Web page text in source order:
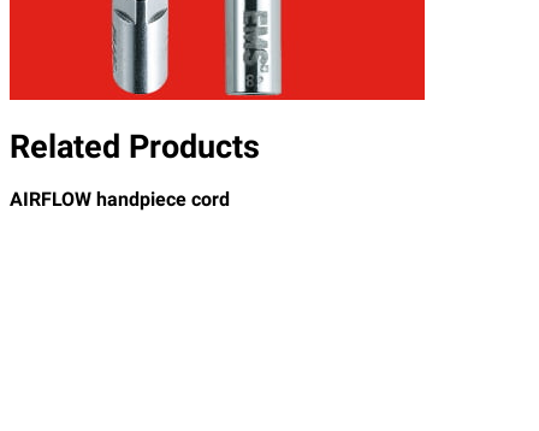
Related Products
AIRFLOW handpiece cord